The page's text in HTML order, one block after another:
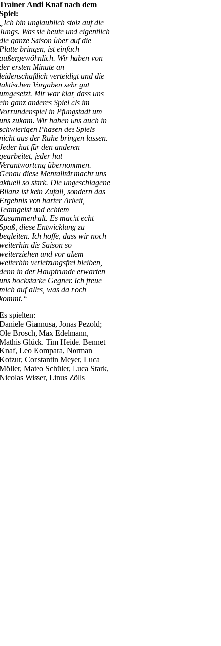
Trainer Andi Knaf nach dem
Spiel:
„Ich bin unglaublich stolz auf die
Jungs. Was sie heute und eigentlich
die ganze Saison über auf die
Platte bringen, ist einfach
außergewöhnlich. Wir haben von
der ersten Minute an
leidenschaftlich verteidigt und die
taktischen Vorgaben sehr gut
umgesetzt. Mir war klar, dass uns
ein ganz anderes Spiel als im
Vorrundenspiel in Pfungstadt um
uns zukam. Wir haben uns auch in
schwierigen Phasen des Spiels
nicht aus der Ruhe bringen lassen.
Jeder hat für den anderen
gearbeitet, jeder hat
Verantwortung übernommen.
Genau diese Mentalität macht uns
aktuell so stark. Die ungeschlagene
Bilanz ist kein Zufall, sondern das
Ergebnis von harter Arbeit,
Teamgeist und echtem
Zusammenhalt. Es macht echt
Spaß, diese Entwicklung zu
begleiten. Ich hoffe, dass wir noch
weiterhin die Saison so
weiterziehen und vor allem
weiterhin verletzungsfrei bleiben,
denn in der Hauptrunde erwarten
uns bockstarke Gegner. Ich freue
mich auf alles, was da noch
kommt.“
Es spielten:
Daniele Giannusa, Jonas Pezold;
Ole Brosch, Max Edelmann,
Mathis Glück, Tim Heide, Bennet
Knaf, Leo Kompara, Norman
Kotzur, Constantin Meyer, Luca
Möller, Mateo Schüler, Luca Stark,
Nicolas Wisser, Linus Zölls